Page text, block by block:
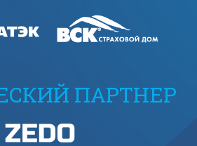
ПАРТНЕР